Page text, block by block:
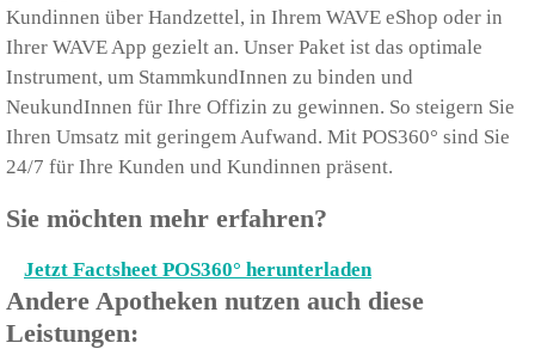
Kundinnen über Handzettel, in Ihrem WAVE eShop oder in
Ihrer WAVE App gezielt an. Unser Paket ist das optimale
Instrument, um StammkundInnen zu binden und
NeukundInnen für Ihre Offizin zu gewinnen. So steigern Sie
Ihren Umsatz mit geringem Aufwand. Mit POS360° sind Sie
24/7 für Ihre Kunden und Kundinnen präsent.
Sie möchten mehr erfahren?
Jetzt Factsheet POS360° herunterladen
Andere Apotheken nutzen auch diese
Leistungen: